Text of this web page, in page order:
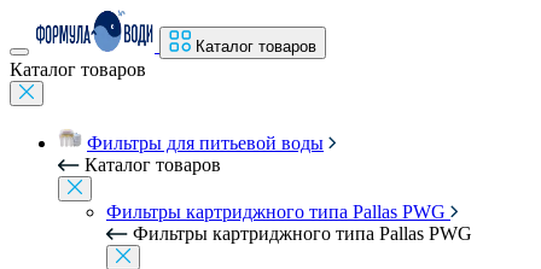
Каталог товаров
Каталог товаров
Фильтры для питьевой воды
Каталог товаров
Фильтры картриджного типа Pallas PWG
Фильтры картриджного типа Pallas PWG